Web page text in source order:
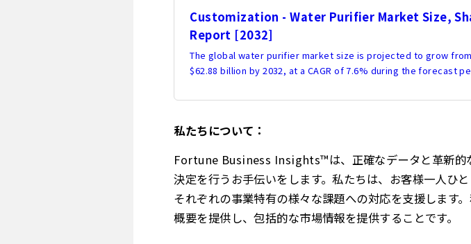
Customization - Water Purifier Market Size,
Report [2032]
The global water purifier market size is projected to grow from
$62.88 billion by 2032, at a CAGR of 7.6% during the forecast
私たちについて：
Fortune Business Insights™は、正確なデータと革新的
決定を行うお手伝いをします。私たちは、お客様一人ひ
それぞれの事業特有の様々な課題への対応を支援します
概要を提供し、包括的な市場情報を提供することです。